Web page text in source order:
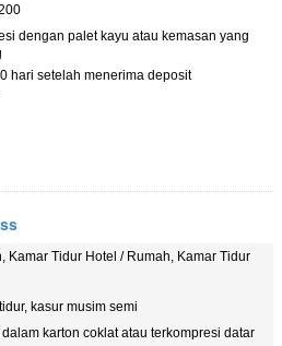
dengan palet kayu atau kemasan yang
hari setelah menerima deposit
Kamar Tidur Hotel / Rumah, Kamar Tidur
kasur musim semi
karton coklat atau terkompresi datar